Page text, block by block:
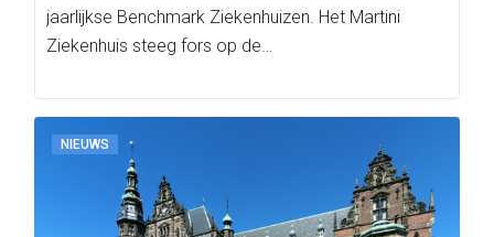
jaarlijkse Benchmark Ziekenhuizen. Het Martini
Ziekenhuis steeg fors op de…
NIEUWS